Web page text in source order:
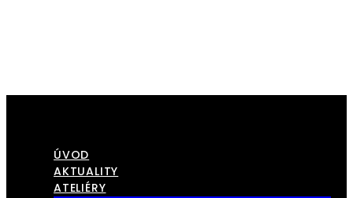
ÚVOD
AKTUALITY
ATELIÉRY